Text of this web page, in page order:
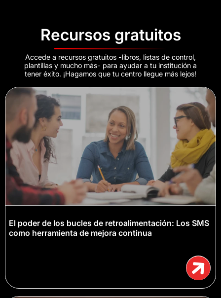
Recursos gratuitos
Accede a recursos gratuitos -libros, listas de control,
plantillas y mucho más- para ayudar a tu institución a
tener éxito. ¡Hagamos que tu centro llegue más lejos!
El poder de los bucles de retroalimentación: Los SMS
como herramienta de mejora continua